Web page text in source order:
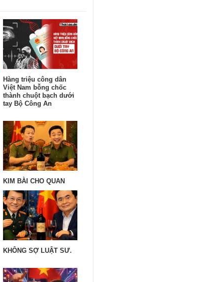
Hàng triệu công dân
Việt Nam bỗng chốc
thành chuột bạch dưới
tay Bộ Công An
KIM BÀI CHO QUAN
KHÔNG SỢ LUẬT SƯ.